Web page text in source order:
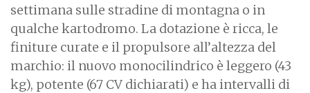
settimana sulle stradine di montagna o in
qualche kartodromo. La dotazione è ricca, le
finiture curate e il propulsore all’altezza del
marchio: il nuovo monocilindrico è leggero (43
kg), potente (67 CV dichiarati) e ha intervalli di